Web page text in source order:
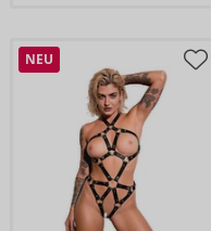
NEU